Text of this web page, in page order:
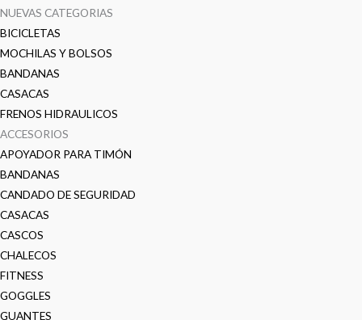
NUEVAS CATEGORIAS
BICICLETAS
MOCHILAS Y BOLSOS
BANDANAS
CASACAS
FRENOS HIDRAULICOS
ACCESORIOS
APOYADOR PARA TIMÓN
BANDANAS
CANDADO DE SEGURIDAD
CASACAS
CASCOS
CHALECOS
FITNESS
GOGGLES
GUANTES